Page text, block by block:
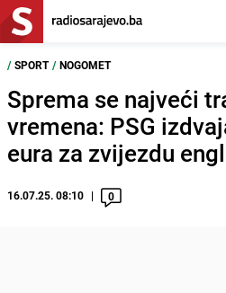
/ SPORT / NOGOMET
Sprema se najveći
vremena: PSG
eura za zvijezdu
16.07.25. 08:10 0